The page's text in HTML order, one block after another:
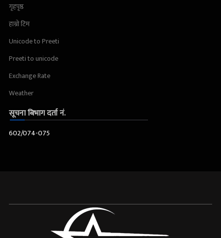
गृहपृष्ठ
हाम्रो टिम
Unicode to Preeti
Preeti to unicode
Exchange Rate
Weather
सूचना बिभाग दर्ता नं.
602/074-075